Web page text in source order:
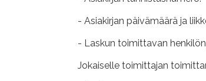
- Asiakirjan päivämäärä ja
- Laskun toimittavan
Jokaiselle toimittajan